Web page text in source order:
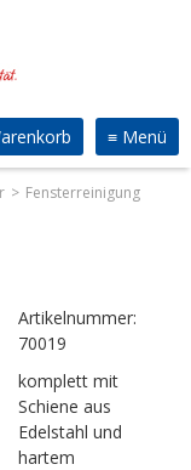
≡ Menü
Fensterreinigung
Artikelnummer:
70019
komplett mit
Schiene aus
Edelstahl und
hartem